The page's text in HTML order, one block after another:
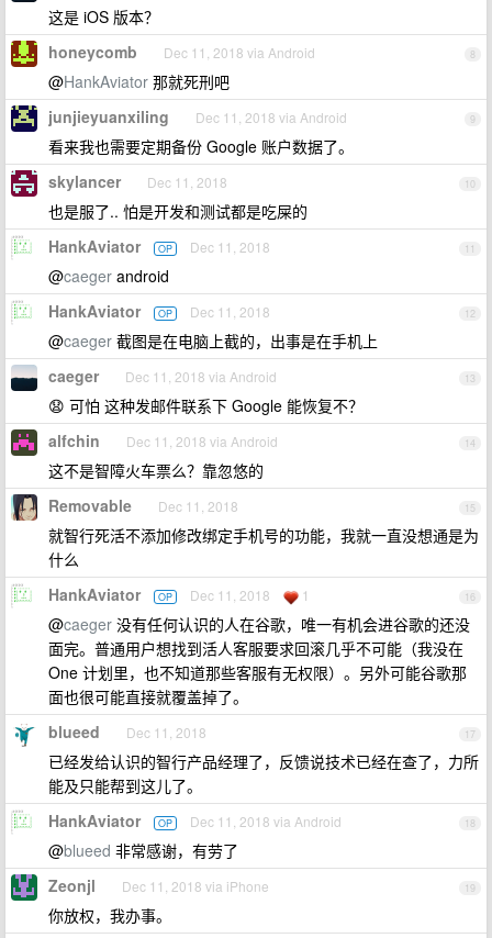
这是 iOS 版本？
8
honeycomb Dec 11, 2018 via Android
@HankAviator 那就死刑吧
9
junjieyuanxiling Dec 11, 2018 via Android
看来我也需要定期备份 Google 账户数据了。
10
skylancer Dec 11, 2018
也是服了.. 怕是开发和测试都是吃屎的
11
HankAviator OP Dec 11, 2018
@caeger android
12
HankAviator OP Dec 11, 2018
@caeger 截图是在电脑上截的，出事是在手机上
13
caeger Dec 11, 2018 via Android
😧 可怕 这种发邮件联系下 Google 能恢复不？
14
alfchin Dec 11, 2018 via Android
这不是智障火车票么？靠忽悠的
15
Removable Dec 11, 2018
就智行死活不添加修改绑定手机号的功能，我就一直没想通是为
什么
16
HankAviator OP Dec 11, 2018 1
@caeger 没有任何认识的人在谷歌，唯一有机会进谷歌的还没
面完。普通用户想找到活人客服要求回滚几乎不可能（我没在
One 计划里，也不知道那些客服有无权限）。另外可能谷歌那
面也很可能直接就覆盖掉了。
17
blueed Dec 11, 2018
已经发给认识的智行产品经理了，反馈说技术已经在查了，力所
能及只能帮到这儿了。
18
HankAviator OP Dec 11, 2018 via Android
@blueed 非常感谢，有劳了
19
Zeonjl Dec 11, 2018 via iPhone
你放权，我办事。